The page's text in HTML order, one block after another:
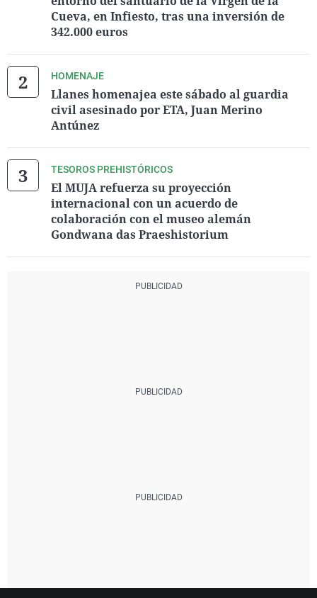
Cueva, en Infiesto, tras una inversión de
342.000 euros
HOMENAJE
Llanes homenajea este sábado al guardia
civil asesinado por ETA, Juan Merino
Antúnez
TESOROS PREHISTÓRICOS
El MUJA refuerza su proyección
internacional con un acuerdo de
colaboración con el museo alemán
Gondwana das Praeshistorium